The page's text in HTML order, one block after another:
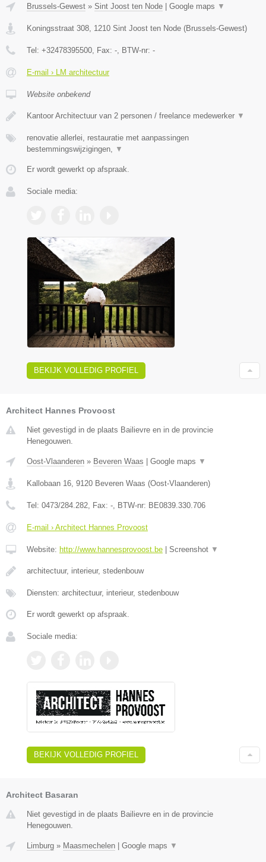
Brussels-Gewest » Sint Joost ten Node | Google maps ▼
Koningsstraat 308 1210 Sint Joost ten Node (Brussels-Gewest)
Tel: +32478395500 , Fax: - , BTW-nr: -
E-mail › LM architectuur
Website onbekend
Kantoor Architectuur van 2 personen / freelance medewerker ▼
renovatie allerlei, restauratie met aanpassingen
bestemmingswijzigingen,
▼
Er wordt gewerkt op afspraak.
Sociale media:
BEKIJK VOLLEDIG PROFIEL
Architect Hannes Provoost
Niet gevestigd in de plaats Bailievre en in de provincie
Henegouwen.
Oost-Vlaanderen » Beveren Waas Google maps ▼
Kallobaan 16, 9120 Beveren Waas (Oost-Vlaanderen)
Tel: 0473/284.282, Fax: -, BTW-nr: BE0839.330.706
E-mail › Architect Hannes Provoost
Website: http://www.hannesprovoost.be Screenshot ▼
architectuur, interieur, stedenbouw
Diensten: architectuur, interieur, stedenbouw
Er wordt gewerkt op afspraak.
Sociale media:
BEKIJK VOLLEDIG PROFIEL
Architect Basaran
Niet gevestigd in de plaats Bailievre en in de provincie
Henegouwen.
Limburg » Maasmechelen | Google maps ▼